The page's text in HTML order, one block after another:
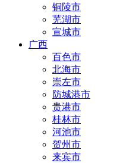
铜陵市
芜湖市
宣城市
广西
百色市
北海市
崇左市
防城港市
贵港市
桂林市
河池市
贺州市
来宾市